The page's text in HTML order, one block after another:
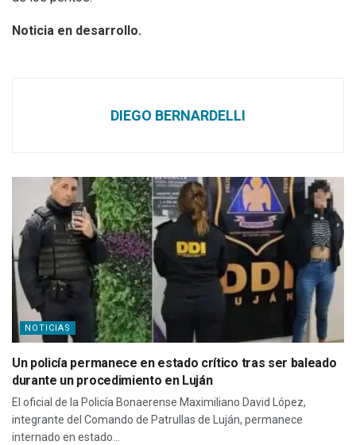
Noticia en desarrollo.
DIEGO BERNARDELLI
NOTICIAS
Un policía permanece en estado crítico tras ser baleado
durante un procedimiento en Luján
El oficial de la Policía Bonaerense Maximiliano David López,
integrante del Comando de Patrullas de Luján, permanece
internado en estado...